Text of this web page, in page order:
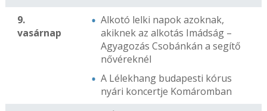
9.
vasárnap
Alkotó lelki napok azoknak,
akiknek az alkotás Imádság –
Agyagozás Csobánkán a segítő
nővéreknél
A Lélekhang budapesti kórus
nyári koncertje Komáromban